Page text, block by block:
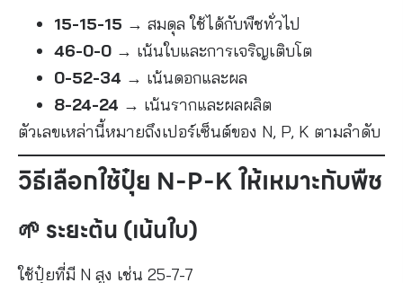
15-15-15 → สมดุล ใช้ได้กับพืชทั่วไป
46-0-0 → เน้นใบและการเจริญเติบโต
0-52-34 → เน้นดอกและผล
8-24-24 → เน้นรากและผลผลิต
ตัวเลขเหล่านี้หมายถึงเปอร์เซ็นต์ของ N, P, K ตามลำดับ
วิธีเลือกใช้ปุ๋ย N-P-K ให้เหมาะกับพืช
🌱 ระยะต้น (เน้นใบ)
ใช้ปุ๋ยที่มี N สูง เช่น 25-7-7